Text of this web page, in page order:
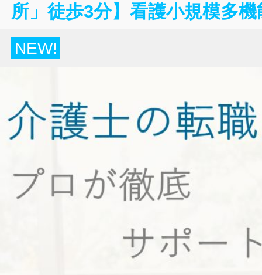
所」徒歩3分】看護小規模多
NEW!